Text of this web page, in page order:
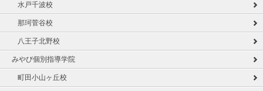
水戸千波校
那珂菅谷校
八王子北野校
みやび個別指導学院
町田小山ヶ丘校